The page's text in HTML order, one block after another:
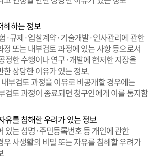
해하는 정보
·규제·입찰계약·기술개발·인사관리에 관한
또는 내부검토 과정에 있는 사항 등으로서
정한 수행이나 연구·개발에 현저한 지장을
상당한 이유가 있는 정보.
부검토 과정을 이유로 비공개할 경우에는
검토 과정이 종료되면 청구인에게 이를 통지함
유를 침해할 우려가 있는 정보
있는 성명·주민등록번호 등 개인에 관한
우 사생활의 비밀 또는 자유를 침해할 우려가